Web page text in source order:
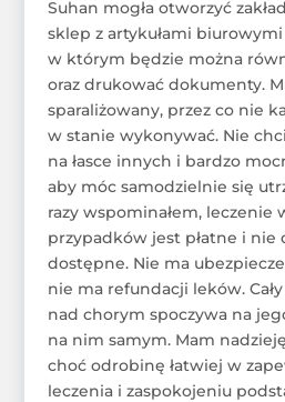
Suhan mogła otworzyć
sklep z artykułami
w którym będzie można
oraz drukować dokumenty.
sparaliżowany, przez co nie
w stanie wykonywać. Nie
na łasce innych i bardzo
aby móc samodzielnie się
razy wspominałem, leczenie
przypadków jest płatne i nie
dostępne. Nie ma
nie ma refundacji leków.
nad chorym spoczywa na
na nim samym. Mam
choć odrobinę łatwiej w
leczenia i zaspokojeniu